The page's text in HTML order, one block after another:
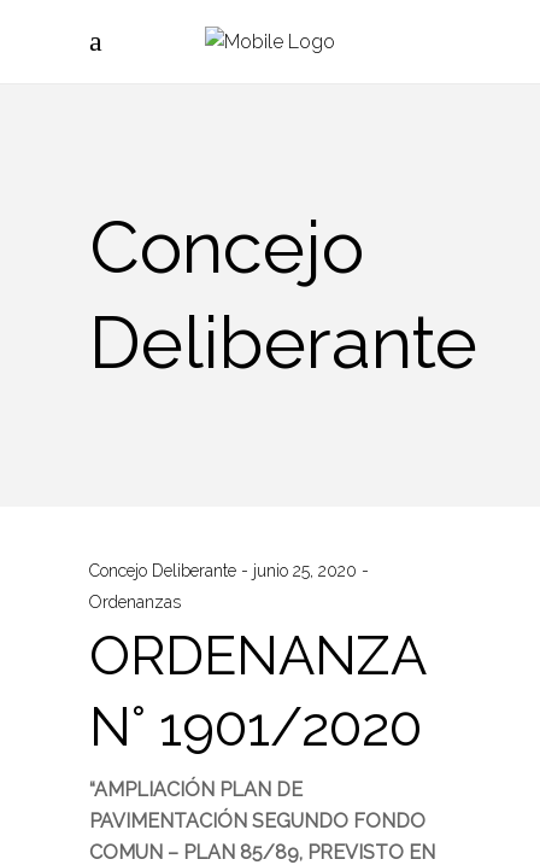
Concejo
Deliberante
Concejo Deliberante
junio 25, 2020
Ordenanzas
ORDENANZA
N° 1901/2020
“AMPLIACIÓN PLAN DE
PAVIMENTACIÓN SEGUNDO FONDO
COMUN – PLAN 85/89, PREVISTO EN